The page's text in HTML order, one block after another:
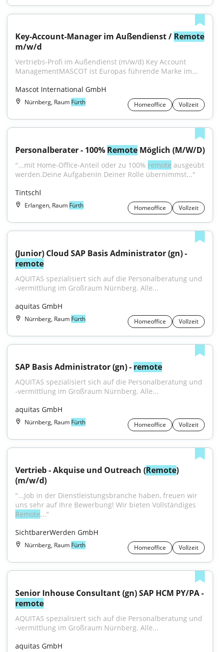
Key-Account-Manager im Außendienst / Remote
m/w/d
Vertriebs-Profi im Außendienst (m/w/d) Key Account
ManagementMASCOT ist Europas führende Marke im...
Mascot International GmbH
Nürnberg, Raum Fürth Homeoffice Vollzeit
Personalberater - 100% Remote Möglich (M/W/D)
"...mit Home-Office-Anteil oder zu 100% remote ausgeübt
werden.Deine AufgabenIn Deiner Rolle übernimmst..."
Tintschl
Erlangen, Raum Fürth Homeoffice Vollzeit
remote
AQUITAS spezialisiert sich auf die Personalberatung und
-vermittlung im Großraum Nürnberg. Alle...
aquitas GmbH
Nürnberg, Raum Fürth Homeoffice Vollzeit
SAP Basis Administrator (gn) - remote
AQUITAS spezialisiert sich auf die Personalberatung und
-vermittlung im Großraum Nürnberg. Alle...
aquitas GmbH
Nürnberg, Raum Fürth Homeoffice Vollzeit
Vertrieb - Akquise und Outreach (Remote)
(m/w/d)
"...Job in der Dienstleistungsbranche haben, freuen wir
Remote..."
SichtbarerWerden GmbH
Nürnberg, Raum Fürth Homeoffice Vollzeit
remote
AQUITAS spezialisiert sich auf die Personalberatung und
-vermittlung im Großraum Nürnberg. Alle...
aquitas GmbH